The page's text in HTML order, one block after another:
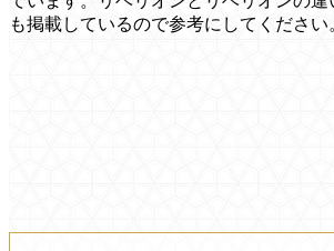
も掲載しているので参考にしてください